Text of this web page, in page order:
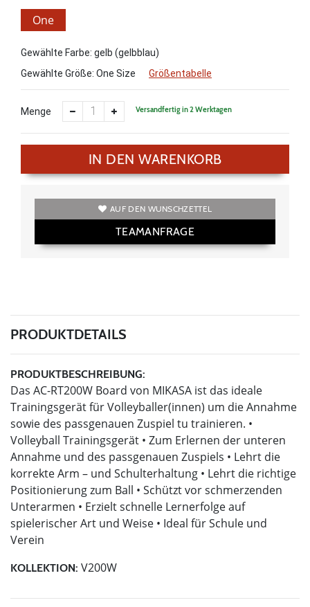
One
Gewählte Farbe: gelb (gelbblau)
Gewählte Größe: One Size Größentabelle
Menge Versandfertig in 2 Werktagen
IN DEN WARENKORB
AUF DEN WUNSCHZETTEL
TEAMANFRAGE
PRODUKTDETAILS
PRODUKTBESCHREIBUNG:
Das AC-RT200W Board von MIKASA ist das ideale
Trainingsgerät für Volleyballer(innen) um die Annahme
sowie des passgenauen Zuspiel tu trainieren. •
Volleyball Trainingsgerät • Zum Erlernen der unteren
Annahme und des passgenauen Zuspiels • Lehrt die
korrekte Arm – und Schulterhaltung • Lehrt die richtige
Positionierung zum Ball • Schützt vor schmerzenden
Unterarmen • Erzielt schnelle Lernerfolge auf
spielerischer Art und Weise • Ideal für Schule und
Verein
KOLLEKTION: V200W